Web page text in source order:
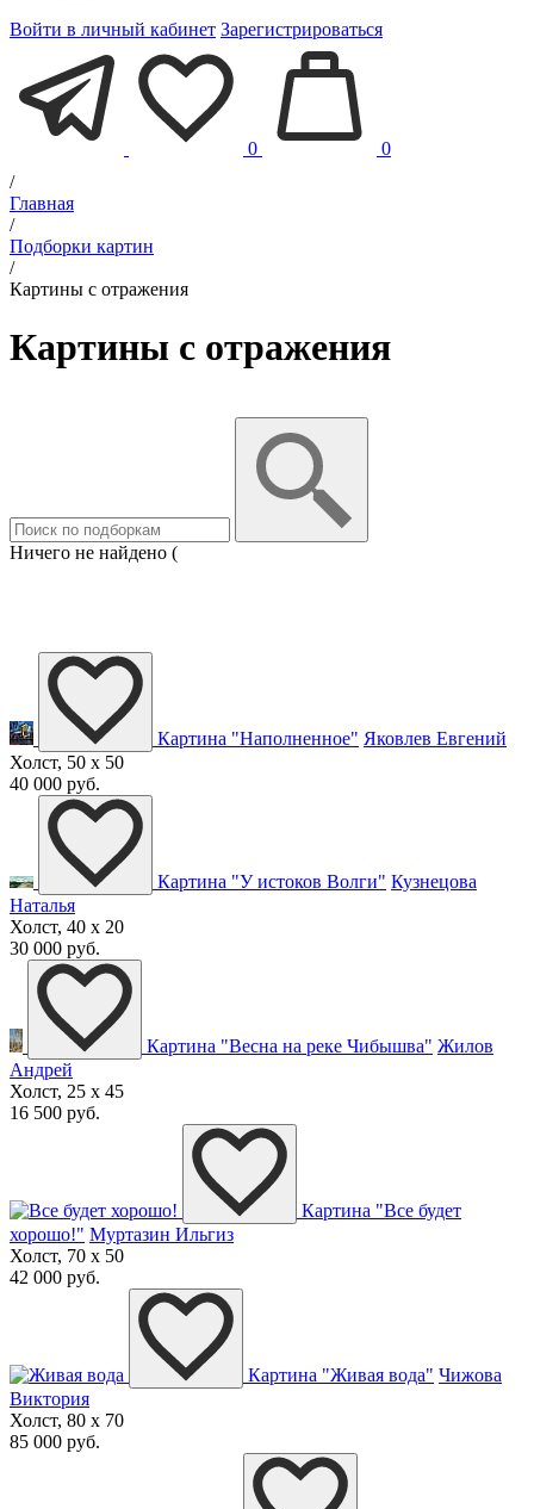
Войти в личный кабинет Зарегистрироваться
0
0
/
Главная
/
Подборки картин
/
Картины с отражения
Картины с отражения
Ничего не найдено (
Картина "Наполненное" Яковлев Евгений
Холст, 50 x 50
40 000 руб.
Картина "У истоков Волги" Кузнецова
Наталья
Холст, 40 x 20
30 000 руб.
Картина "Весна на реке Чибышва" Жилов
Андрей
Холст, 25 x 45
16 500 руб.
Картина "Все будет
хорошо!" Муртазин Ильгиз
Холст, 70 x 50
42 000 руб.
Картина "Живая вода" Чижова
Виктория
Холст, 80 x 70
85 000 руб.